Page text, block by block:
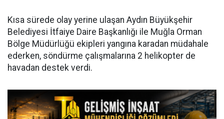
Kısa sürede olay yerine ulaşan Aydın Büyükşehir
Belediyesi İtfaiye Daire Başkanlığı ile Muğla Orman
Bölge Müdürlüğü ekipleri yangına karadan müdahale
ederken, söndürme çalışmalarına 2 helikopter de
havadan destek verdi.